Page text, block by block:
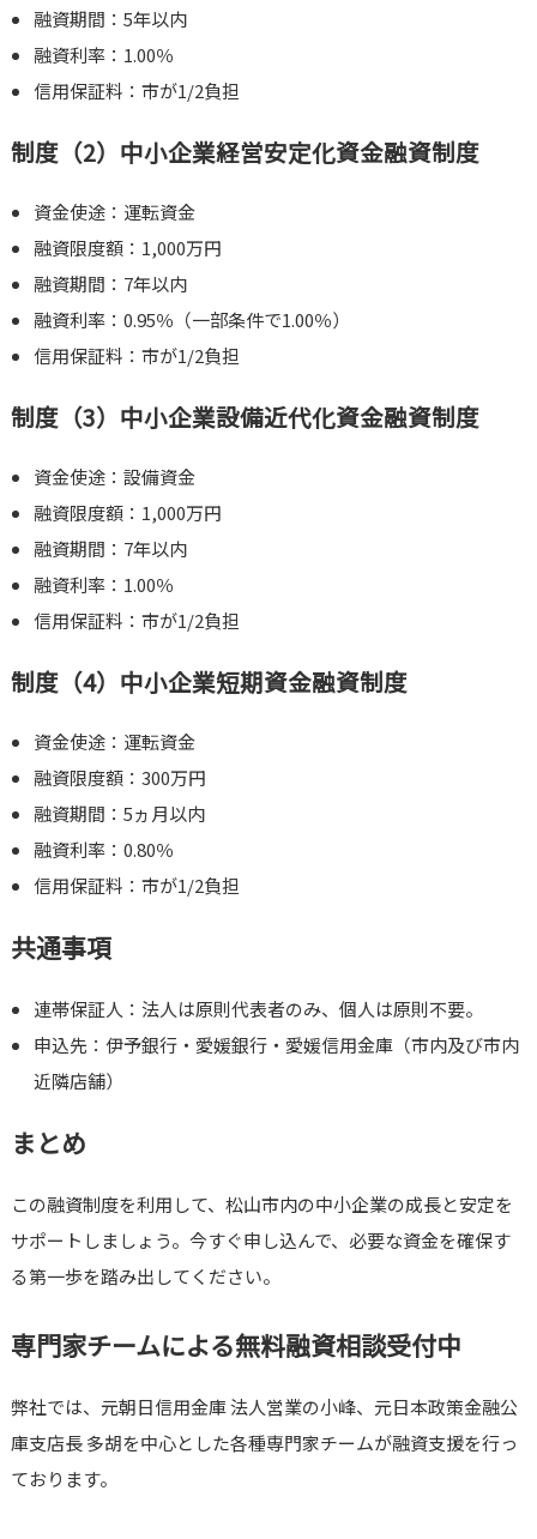
融資期間：5年以内
融資利率：1.00％
信用保証料：市が1/2負担
制度（2）中小企業経営安定化資金融資制度
資金使途：運転資金
融資限度額：1,000万円
融資期間：7年以内
融資利率：0.95％（一部条件で1.00％）
信用保証料：市が1/2負担
制度（3）中小企業設備近代化資金融資制度
資金使途：設備資金
融資限度額：1,000万円
融資期間：7年以内
融資利率：1.00％
信用保証料：市が1/2負担
制度（4）中小企業短期資金融資制度
資金使途：運転資金
融資限度額：300万円
融資期間：5ヵ月以内
融資利率：0.80％
信用保証料：市が1/2負担
共通事項
連帯保証人：法人は原則代表者のみ、個人は原則不要。
申込先：伊予銀行・愛媛銀行・愛媛信用金庫（市内及び市内
近隣店舗）
まとめ
この融資制度を利用して、松山市内の中小企業の成長と安定を
サポートしましょう。今すぐ申し込んで、必要な資金を確保す
る第一歩を踏み出してください。
専門家チームによる無料融資相談受付中
弊社では、元朝日信用金庫 法人営業の小峰、元日本政策金融公
庫支店長 多胡を中心とした各種専門家チームが融資支援を行っ
ております。